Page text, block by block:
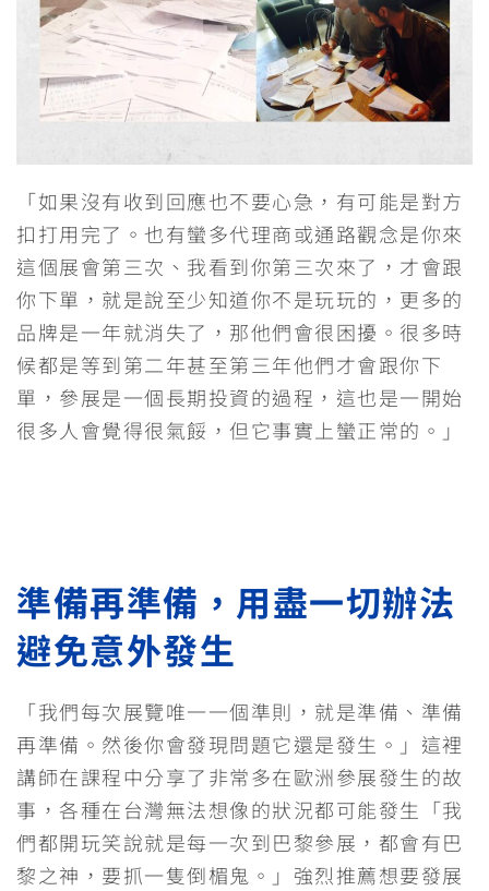
「如果沒有收到回應也不要心急，有可能是對方
扣打用完了。也有蠻多代理商或通路觀念是你來
這個展會第三次、我看到你第三次來了，才會跟
你下單，就是說至少知道你不是玩玩的，更多的
品牌是一年就消失了，那他們會很困擾。很多時
候都是等到第二年甚至第三年他們才會跟你下
單，參展是一個長期投資的過程，這也是一開始
很多人會覺得很氣餒，但它事實上蠻正常的。」
準備再準備，用盡一切辦法
避免意外發生
「我們每次展覽唯一一個準則，就是準備、準備
再準備。然後你會發現問題它還是發生。」這裡
講師在課程中分享了非常多在歐洲參展發生的故
事，各種在台灣無法想像的狀況都可能發生「我
們都開玩笑說就是每一次到巴黎參展，都會有巴
黎之神，要抓一隻倒楣鬼。」強烈推薦想要發展